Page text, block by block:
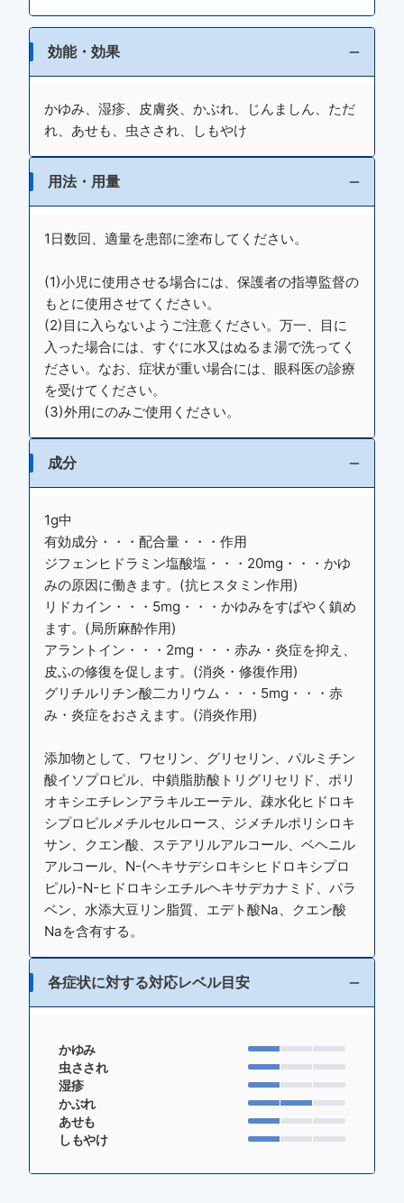
効能・効果
かゆみ、湿疹、皮膚炎、かぶれ、じんましん、ただ
れ、あせも、虫さされ、しもやけ
用法・用量
1日数回、適量を患部に塗布してください。
(1)小児に使用させる場合には、保護者の指導監督の
もとに使用させてください。
(2)目に入らないようご注意ください。万一、目に
入った場合には、すぐに水又はぬるま湯で洗ってく
ださい。なお、症状が重い場合には、眼科医の診療
を受けてください。
(3)外用にのみご使用ください。
成分
1g中
有効成分・・・配合量・・・作用
ジフェンヒドラミン塩酸塩・・・20mg・・・かゆ
みの原因に働きます。(抗ヒスタミン作用)
リドカイン・・・5mg・・・かゆみをすばやく鎮め
ます。(局所麻酔作用)
アラントイン・・・2mg・・・赤み・炎症を抑え、
皮ふの修復を促します。(消炎・修復作用)
グリチルリチン酸二カリウム・・・5mg・・・赤
み・炎症をおさえます。(消炎作用)
添加物として、ワセリン、グリセリン、パルミチン
酸イソプロピル、中鎖脂肪酸トリグリセリド、ポリ
オキシエチレンアラキルエーテル、疎水化ヒドロキ
シプロピルメチルセルロース、ジメチルポリシロキ
サン、クエン酸、ステアリルアルコール、ベヘニル
アルコール、N-(ヘキサデシロキシヒドロキシプロ
ピル)-N-ヒドロキシエチルヘキサデカナミド、パラ
ベン、水添大豆リン脂質、エデト酸Na、クエン酸
Naを含有する。
各症状に対する対応レベル目安
かゆみ
虫さされ
湿疹
かぶれ
あせも
しもやけ